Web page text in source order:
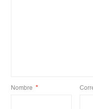
Nombre *